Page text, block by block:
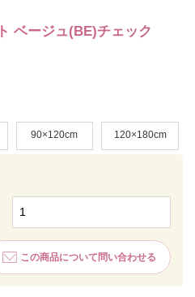
ベージュ(BE)チェック
この商品について問い合わせる
90×120cm 120×180cm